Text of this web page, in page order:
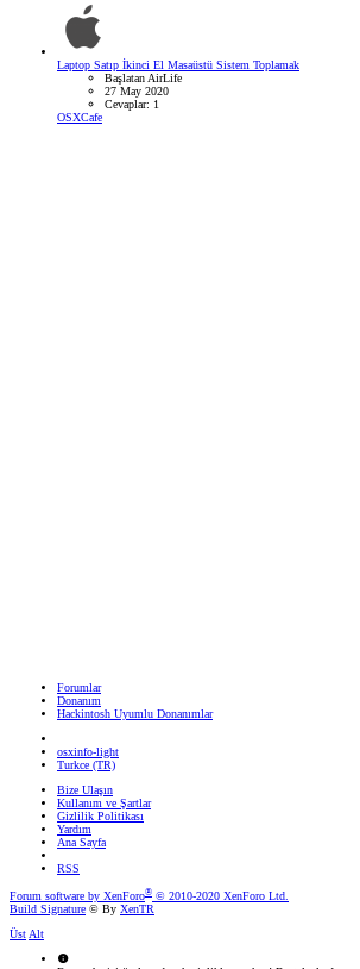
Laptop Satıp İkinci El Masaüstü Sistem Toplamak
Başlatan AirLife
27 May 2020
Cevaplar: 1
OSXCafe
Forumlar
Donanım
Hackintosh Uyumlu Donanımlar
osxinfo-light
Turkce (TR)
Bize Ulaşın
Kullanım ve Şartlar
Gizlilik Politikası
Yardım
Ana Sayfa
RSS
Forum software by XenForo® © 2010-2020 XenForo Ltd.
Build Signature © By XenTR
ÜstAlt